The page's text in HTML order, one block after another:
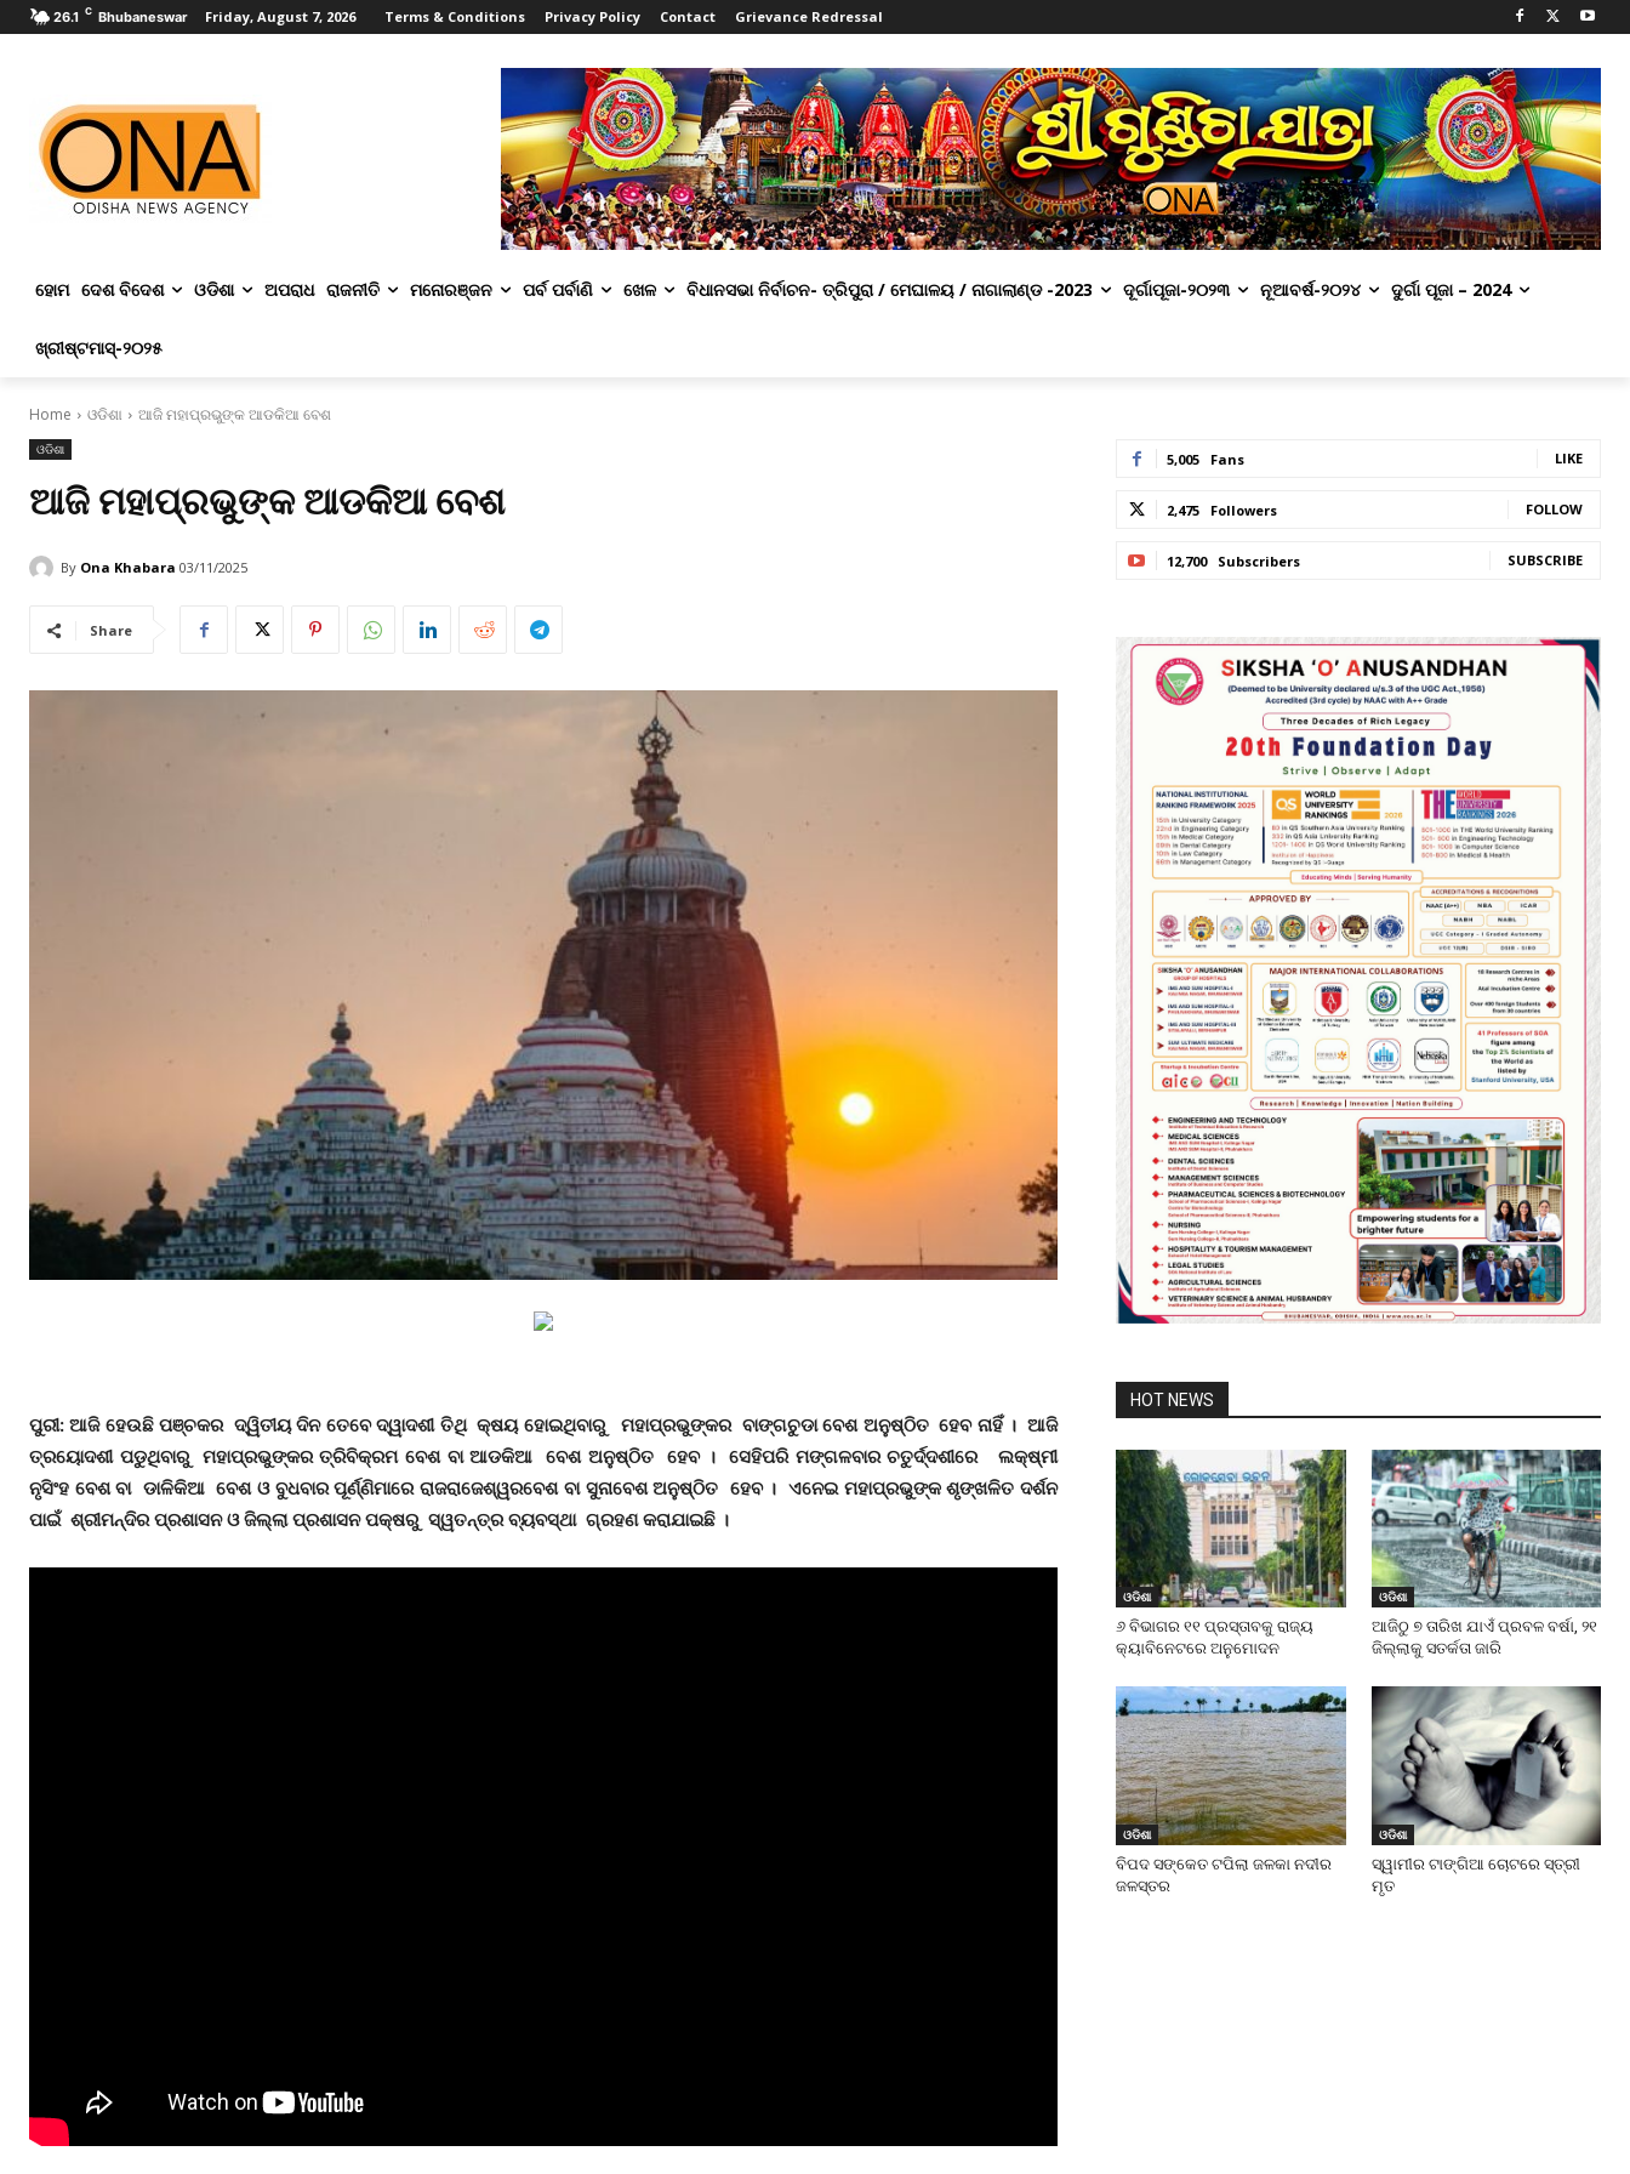
26.1 C Bhubaneswar Friday, August 7, 2026 Terms & Conditions Privacy Policy Contact Grievance Redressal
ହୋମ ଦେଶ ବିଦେଶ ଓଡିଶା ଅପରାଧ ରାଜନୀତି ମନୋରଞ୍ଜନ ପର୍ବ ପର୍ବାଣି ଖେଳ ବିଧାନସଭା ନିର୍ବାଚନ- ତ୍ରିପୁରା / ମେଘାଳୟ / ନାଗାଲାଣ୍ଡ -2023 ଦୂର୍ଗାପୂଜା-୨୦୨୩ ନୂଆବର୍ଷ-୨୦୨୪ ଦୁର୍ଗା ପୂଜା – 2024
ଖ୍ରୀଷ୍ଟମାସ୍‌-୨୦୨୫
Home ଓଡିଶା ଆଜି ମହାପ୍ରଭୁଙ୍କ ଆଡକିଆ ବେଶ
ଓଡିଶା
ଆଜି ମହାପ୍ରଭୁଙ୍କ ଆଡକିଆ ବେଶ
By Ona Khabara 03/11/2025
Share
ପୁରୀ: ଆଜି ହେଉଛି ପଞ୍ଚକର ଦ୍ୱିତୀୟ ଦିନ ତେବେ ଦ୍ୱାଦଶୀ ତିଥି କ୍ଷୟ ହୋଇଥିବାରୁ ମହାପ୍ରଭୁଙ୍କର ବାଙ୍ଗଚୁଡା ବେଶ ଅନୁଷ୍ଠିତ ହେବ ନାହିଁ । ଆଜି
ତ୍ରୟୋଦଶୀ ପଡୁଥିବାରୁ ମହାପ୍ରଭୁଙ୍କର ତ୍ରିବିକ୍ରମ ବେଶ ବା ଆଡକିଆ ବେଶ ଅନୁଷ୍ଠିତ ହେବ । ସେହିପରି ମଙ୍ଗଳବାର ଚତୁର୍ଦ୍ଦଶୀରେ ଲକ୍ଷ୍‌ମୀ
ନୃସିଂହ ବେଶ ବା ଡାଳିକିଆ ବେଶ ଓ ବୁଧବାର ପୂର୍ଣ୍ଣିମାରେ ରାଜରାଜେଶ୍ୱରବେଶ ବା ସୁନାବେଶ ଅନୁଷ୍ଠିତ ହେବ । ଏନେଇ ମହାପ୍ରଭୁଙ୍କ ଶୃଙ୍ଖଳିତ ଦର୍ଶନ
ପାଇଁ ଶ୍ରୀମନ୍ଦିର ପ୍ରଶାସନ ଓ ଜିଲ୍ଲା ପ୍ରଶାସନ ପକ୍ଷରୁ ସ୍ୱତନ୍ତ୍ର ବ୍ୟବସ୍ଥା ଗ୍ରହଣ କରାଯାଇଛି ।
5,005 Fans LIKE
2,475 Followers FOLLOW
12,700 Subscribers SUBSCRIBE
HOT NEWS
ଓଡିଶା
୬ ବିଭାଗର ୧୧ ପ୍ରସ୍ତାବକୁ ରାଜ୍ୟ
କ୍ୟାବିନେଟରେ ଅନୁମୋଦନ
ଓଡିଶା
ଆଜିଠୁ ୭ ତାରିଖ ଯାଏଁ ପ୍ରବଳ ବର୍ଷା, ୨୧
ଜିଲ୍ଲାକୁ ସତର୍କତା ଜାରି
ଓଡିଶା
ବିପଦ ସଙ୍କେତ ଟପିଲା ଜଳକା ନଦୀର
ଜଳସ୍ତର
ଓଡିଶା
ସ୍ୱାମୀର ଟାଙ୍ଗିଆ ଚୋଟରେ ସ୍ତ୍ରୀ
ମୃତ